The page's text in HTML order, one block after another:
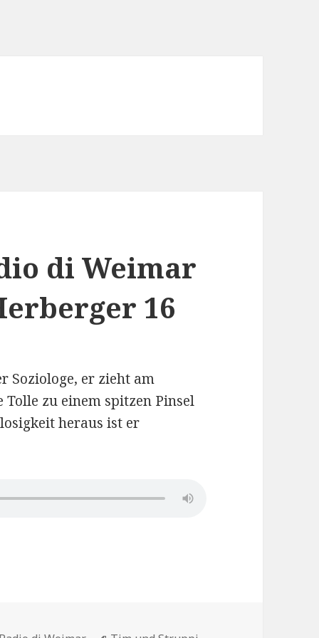
di Weimar
16
Soziologe, er zieht am
zu einem spitzen Pinsel
heraus ist er
Patricia Herberger 16